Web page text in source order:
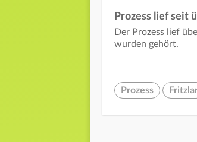
Prozess lief seit
Der Prozess lief
wurden gehört.
Prozess